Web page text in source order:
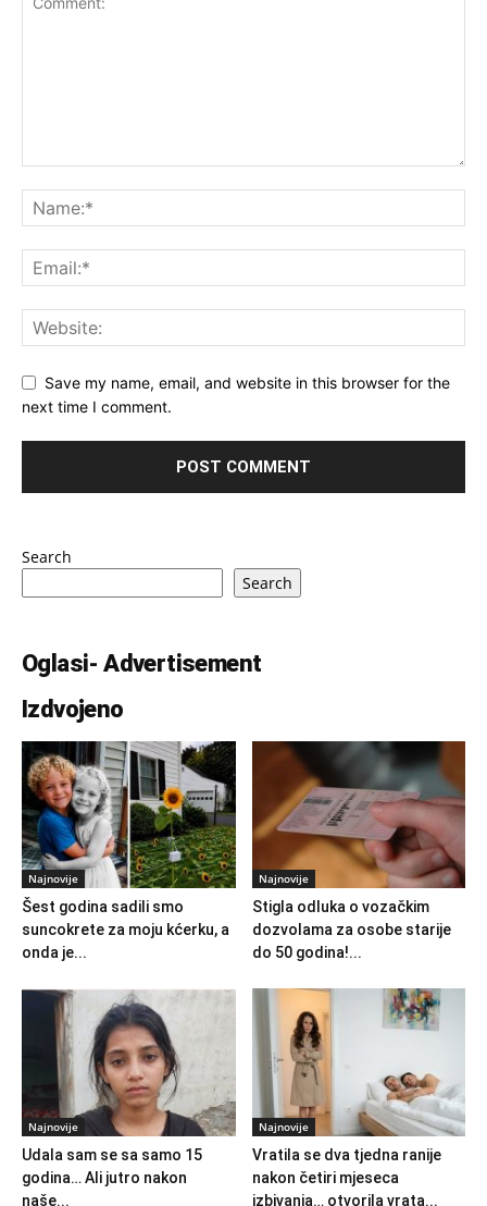
Save my name, email, and website in this browser for the
next time I comment.
Search
Search
Oglasi- Advertisement
Izdvojeno
Najnovije
Šest godina sadili smo
suncokrete za moju kćerku, a
onda je...
Najnovije
Stigla odluka o vozačkim
dozvolama za osobe starije
do 50 godina!...
Najnovije
Udala sam se sa samo 15
godina… Ali jutro nakon
naše...
Najnovije
Vratila se dva tjedna ranije
nakon četiri mjeseca
izbivanja… otvorila vrata...